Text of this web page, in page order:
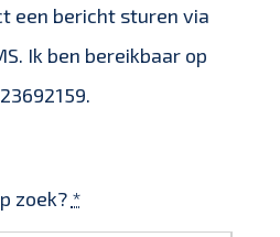
een bericht sturen via
Ik ben bereikbaar op
zoek? *